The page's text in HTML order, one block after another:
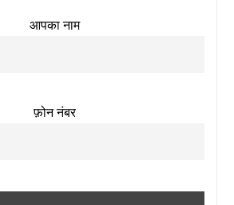
आपका नाम
फ़ोन नंबर